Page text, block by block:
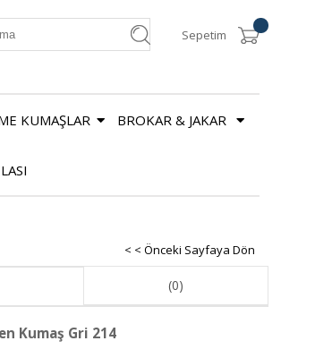
Sepetim
KUMAŞLAR BROKAR & JAKAR
< < Önceki Sayfaya Dön
(0)
Kumaş Gri 214